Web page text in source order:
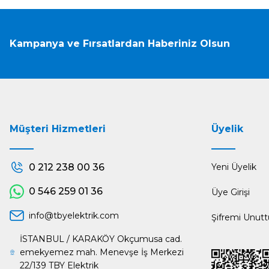
Kampanya ve Fırsatlardan Haberiniz Olsun
Müşteri Hizmetleri
0 212 238 00 36
0 546 259 01 36
info@tbyelektrik.com
İSTANBUL / KARAKÖY Okçumusa cad.
emekyemez mah. Menevşe İş Merkezi
22/139 TBY Elektrik
Üyelik
Yeni Üyelik
Üye Girişi
Şifremi